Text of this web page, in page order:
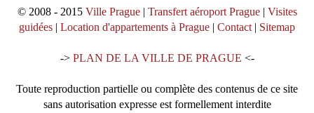
© 2008 - 2015 Ville Prague| Transfert aéroport Prague| Visites
guidées | Location d'appartements à Prague | Contact | Sitemap
-> PLAN DE LA VILLE DE PRAGUE <-
Toute reproduction partielle ou complète des contenus de ce site
sans autorisation expresse est formellement interdite